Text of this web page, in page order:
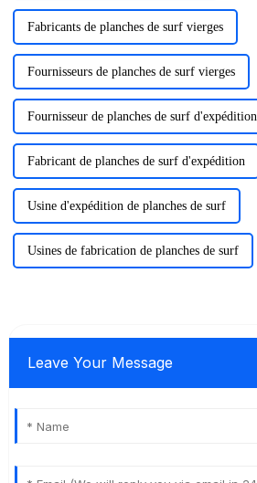
Fabricants de planches de surf vierges
Fournisseurs de planches de surf vierges
Fournisseur de planches de surf d'expédition
Fabricant de planches de surf d'expédition
Usine d'expédition de planches de surf
Usines de fabrication de planches de surf
Leave Your Message